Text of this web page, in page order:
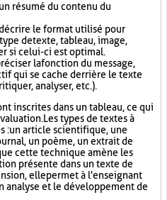
résumé du contenu du
le format utilisé pour
de texte, tableau, image,
si celui-ci est optimal.
la fonction du message,
qui se cache derrière le texte
analyser, etc.).
inscrites dans un tableau, ce qui
Les types de textes à
: un article scientifique, une
un poème, un extrait de
cette technique amène les
présente dans un texte de
elle permet à l'enseignant
analyse et le développement de